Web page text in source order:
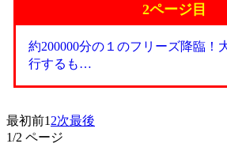
2ページ目
約200000分の１のフリーズ降臨！
行するも…
最初前1 2次最後
1/2 ページ